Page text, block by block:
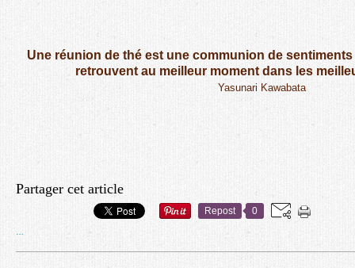
Une réunion de thé est une communion de
retrouvent au meilleur moment dans les
Yasunari Kawabata
Partager cet article
Repost 0